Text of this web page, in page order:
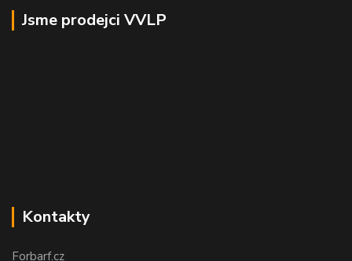
Jsme prodejci VVLP
Kontakty
Forbarf.cz